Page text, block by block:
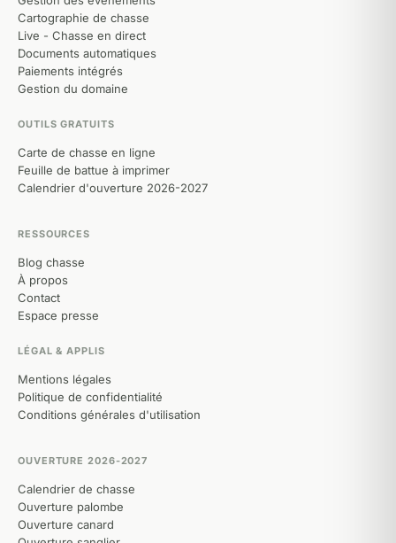
Cartographie de chasse
Live - Chasse en direct
Documents automatiques
Paiements intégrés
Gestion du domaine
OUTILS GRATUITS
Carte de chasse en ligne
Feuille de battue à imprimer
Calendrier d'ouverture 2026-2027
RESSOURCES
Blog chasse
À propos
Contact
Espace presse
LÉGAL & APPLIS
Mentions légales
Politique de confidentialité
Conditions générales d'utilisation
OUVERTURE 2026-2027
Calendrier de chasse
Ouverture palombe
Ouverture canard